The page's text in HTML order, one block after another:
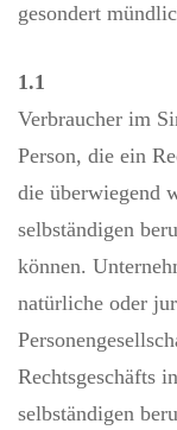
gesondert
1.1
Verbraucher im
Person, die ein
die überwiegend
selbständigen
können.
natürliche oder
Rechtsgeschäfts
selbständigen